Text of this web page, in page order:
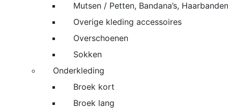
Mutsen / Petten, Bandana’s, Haarbanden
Overige kleding accessoires
Overschoenen
Sokken
Onderkleding
Broek kort
Broek lang